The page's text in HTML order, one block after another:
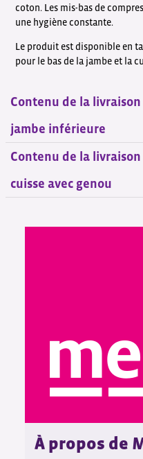
coton. Les mis-bas de
une hygiène constante.
Le produit est disponible en
pour le bas de la jambe et la
Contenu de la
jambe inférieure
Contenu de la
cuisse avec genou
À propos de